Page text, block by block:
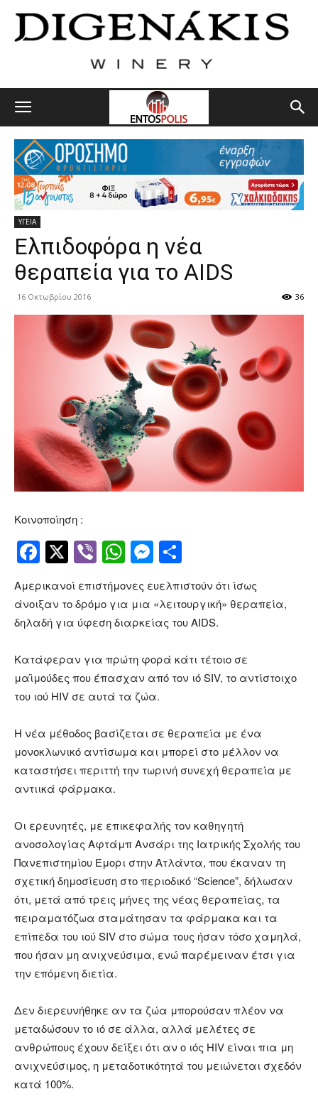
ΥΓΕΙΑ
Ελπιδοφόρα η νέα
θεραπεία για το AIDS
16 Οκτωβρίου 2016 36
Κοινοποίηση :
Facebook
Twitter
ViberWhatsApp
Messenger
Αμερικανοί επιστήμονες ευελπιστούν ότι ίσως
άνοιξαν το δρόμο για μια «λειτουργική» θεραπεία,
δηλαδή για ύφεση διαρκείας του AIDS.
Κατάφεραν για πρώτη φορά κάτι τέτοιο σε
μαϊμούδες που έπασχαν από τον ιό SIV, το αντίστοιχο
του ιού HIV σε αυτά τα ζώα.
Η νέα μέθοδος βασίζεται σε θεραπεία με ένα
μονοκλωνικό αντίσωμα και μπορεί στο μέλλον να
καταστήσει περιττή την τωρινή συνεχή θεραπεία με
αντιικά φάρμακα.
Οι ερευνητές, με επικεφαλής τον καθηγητή
ανοσολογίας Αφτάμπ Ανσάρι της Ιατρικής Σχολής του
Πανεπιστημίου Έμορι στην Ατλάντα, που έκαναν τη
σχετική δημοσίευση στο περιοδικό “Science”, δήλωσαν
ότι, μετά από τρεις μήνες της νέας θεραπείας, τα
πειραματόζωα σταμάτησαν τα φάρμακα και τα
επίπεδα του ιού SIV στο σώμα τους ήσαν τόσο χαμηλά,
που ήσαν μη ανιχνεύσιμα, ενώ παρέμειναν έτσι για
την επόμενη διετία.
Δεν διερευνήθηκε αν τα ζώα μπορούσαν πλέον να
μεταδώσουν το ιό σε άλλα, αλλά μελέτες σε
ανθρώπους έχουν δείξει ότι αν ο ιός HIV είναι πια μη
ανιχνεύσιμος, η μεταδοτικότητά του μειώνεται σχεδόν
κατά 100%.